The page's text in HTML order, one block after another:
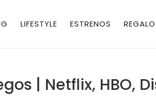
LIFESTYLE ESTRENOS
| Netflix, HBO,